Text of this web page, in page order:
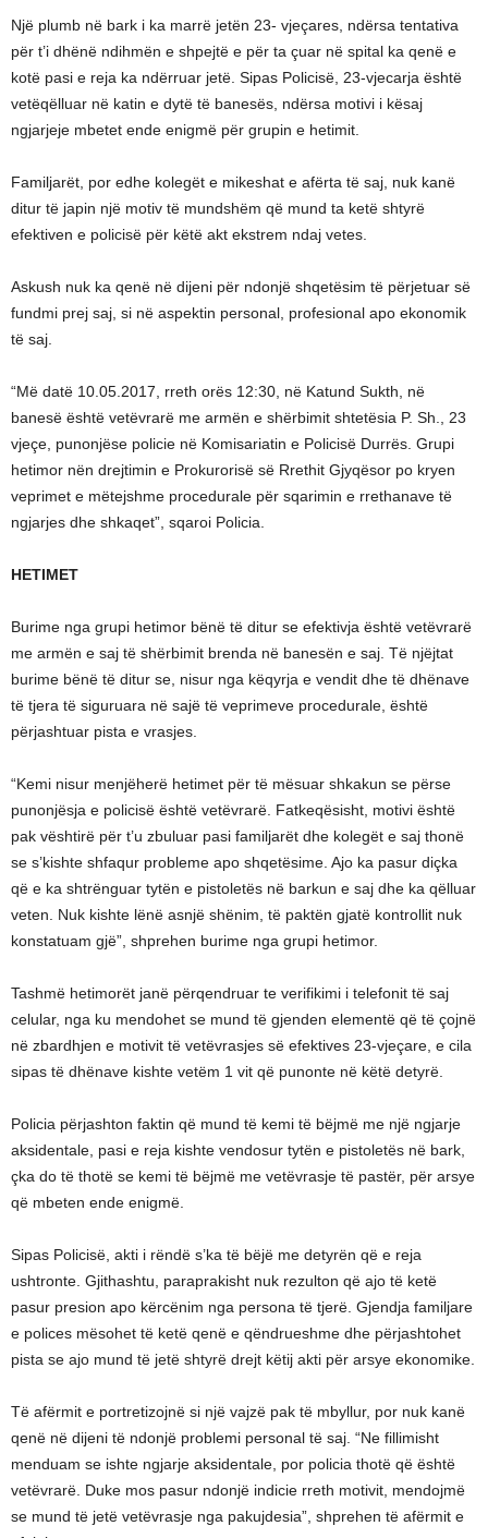
Një plumb në bark i ka marrë jetën 23- vjeçares, ndërsa tentativa
për t’i dhënë ndihmën e shpejtë e për ta çuar në spital ka qenë e
kotë pasi e reja ka ndërruar jetë. Sipas Policisë, 23-vjecarja është
vetëqëlluar në katin e dytë të banesës, ndërsa motivi i kësaj
ngjarjeje mbetet ende enigmë për grupin e hetimit.
Familjarët, por edhe kolegët e mikeshat e afërta të saj, nuk kanë
ditur të japin një motiv të mundshëm që mund ta ketë shtyrë
efektiven e policisë për këtë akt ekstrem ndaj vetes.
Askush nuk ka qenë në dijeni për ndonjë shqetësim të përjetuar së
fundmi prej saj, si në aspektin personal, profesional apo ekonomik
të saj.
“Më datë 10.05.2017, rreth orës 12:30, në Katund Sukth, në
banesë është vetëvrarë me armën e shërbimit shtetësia P. Sh., 23
vjeçe, punonjëse policie në Komisariatin e Policisë Durrës. Grupi
hetimor nën drejtimin e Prokurorisë së Rrethit Gjyqësor po kryen
veprimet e mëtejshme procedurale për sqarimin e rrethanave të
ngjarjes dhe shkaqet”, sqaroi Policia.
HETIMET
Burime nga grupi hetimor bënë të ditur se efektivja është vetëvrarë
me armën e saj të shërbimit brenda në banesën e saj. Të njëjtat
burime bënë të ditur se, nisur nga këqyrja e vendit dhe të dhënave
të tjera të siguruara në sajë të veprimeve procedurale, është
përjashtuar pista e vrasjes.
“Kemi nisur menjëherë hetimet për të mësuar shkakun se përse
punonjësja e policisë është vetëvrarë. Fatkeqësisht, motivi është
pak vështirë për t’u zbuluar pasi familjarët dhe kolegët e saj thonë
se s’kishte shfaqur probleme apo shqetësime. Ajo ka pasur diçka
që e ka shtrënguar tytën e pistoletës në barkun e saj dhe ka qëlluar
veten. Nuk kishte lënë asnjë shënim, të paktën gjatë kontrollit nuk
konstatuam gjë”, shprehen burime nga grupi hetimor.
Tashmë hetimorët janë përqendruar te verifikimi i telefonit të saj
celular, nga ku mendohet se mund të gjenden elementë që të çojnë
në zbardhjen e motivit të vetëvrasjes së efektives 23-vjeçare, e cila
sipas të dhënave kishte vetëm 1 vit që punonte në këtë detyrë.
Policia përjashton faktin që mund të kemi të bëjmë me një ngjarje
aksidentale, pasi e reja kishte vendosur tytën e pistoletës në bark,
çka do të thotë se kemi të bëjmë me vetëvrasje të pastër, për arsye
që mbeten ende enigmë.
Sipas Policisë, akti i rëndë s’ka të bëjë me detyrën që e reja
ushtronte. Gjithashtu, paraprakisht nuk rezulton që ajo të ketë
pasur presion apo kërcënim nga persona të tjerë. Gjendja familjare
e polices mësohet të ketë qenë e qëndrueshme dhe përjashtohet
pista se ajo mund të jetë shtyrë drejt këtij akti për arsye ekonomike.
Të afërmit e portretizojnë si një vajzë pak të mbyllur, por nuk kanë
qenë në dijeni të ndonjë problemi personal të saj. “Ne fillimisht
menduam se ishte ngjarje aksidentale, por policia thotë që është
vetëvrarë. Duke mos pasur ndonjë indicie rreth motivit, mendojmë
se mund të jetë vetëvrasje nga pakujdesia”, shprehen të afërmit e